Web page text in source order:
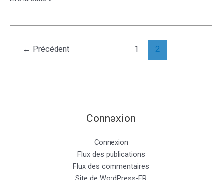
← Précédent 1 2
Connexion
Connexion
Flux des publications
Flux des commentaires